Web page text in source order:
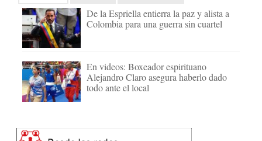
De la Espriella entierra la paz y alista a
Colombia para una guerra sin cuartel
En videos: Boxeador espirituano
Alejandro Claro asegura haberlo dado
todo ante el local